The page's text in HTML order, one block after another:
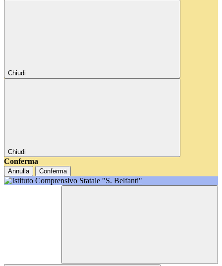
Chiudi
Chiudi
Conferma
Annulla Conferma